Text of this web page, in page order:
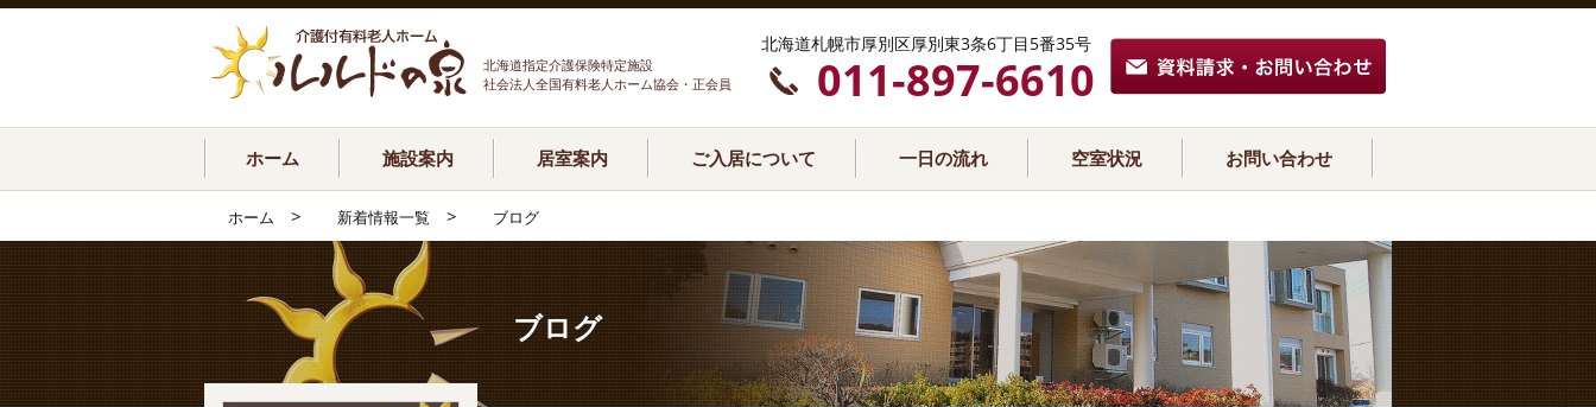
北海道指定介護保険特定施設
社会法人全国有料老人ホーム協会・正会員
北海道札幌市厚別区厚別東3条6丁目5番35号
011-897-6610
ホーム 施設案内 居室案内 ご入居について 一日の流れ 空室状況 お問い合わせ
ホーム > 新着情報一覧 > ブログ
ブログ